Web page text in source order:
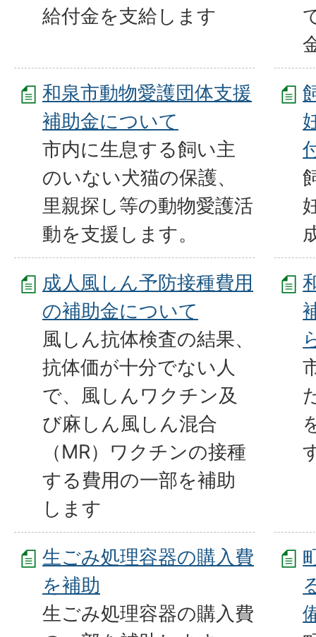
給付金を支給します
和泉市動物愛護団体支援
補助金について
市内に生息する飼い主
のいない犬猫の保護、
里親探し等の動物愛護活
動を支援します。
成人風しん予防接種費用
の補助金について
風しん抗体検査の結果、
抗体価が十分でない人
で、風しんワクチン及
び麻しん風しん混合
（MR）ワクチンの接種
する費用の一部を補助
します
生ごみ処理容器の購入費
を補助
生ごみ処理容器の購入費